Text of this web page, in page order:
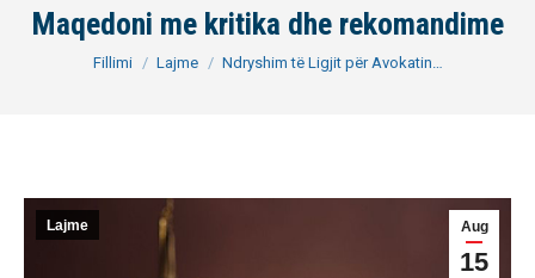
Maqedoni me kritika dhe rekomandime
You are here:
Fillimi Lajme Ndryshim të Ligjit për Avokatin…
Aug
15
Lajme